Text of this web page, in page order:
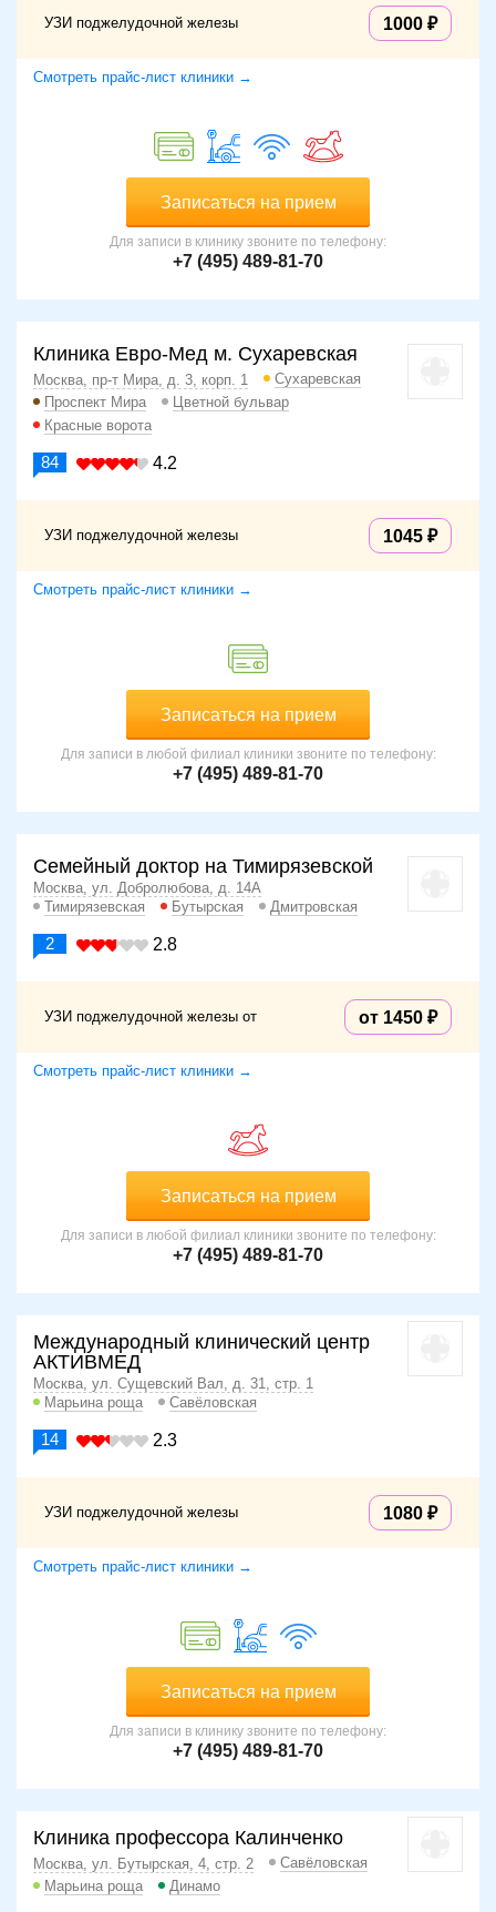
УЗИ поджелудочной железы 1000
Смотреть прайс-лист клиники →
Записаться на прием
Для записи в клинику звоните по телефону:
+7 (495) 489-81-70
Клиника Евро-Мед м. Сухаревская
Москва, пр-т Мира, д. 3, корп. 1
Сухаревская
Проспект Мира
Цветной бульвар
Красные ворота
84 4.2
УЗИ поджелудочной железы 1045
Смотреть прайс-лист клиники →
Записаться на прием
Для записи в любой филиал клиники звоните по телефону:
+7 (495) 489-81-70
Семейный доктор на Тимирязевской
Москва, ул. Добролюбова, д. 14А
Тимирязевская
Бутырская Дмитровская
2 2.8
УЗИ поджелудочной железы от от 1450
Смотреть прайс-лист клиники →
Записаться на прием
Для записи в любой филиал клиники звоните по телефону:
+7 (495) 489-81-70
Международный клинический центр
АКТИВМЕД
Москва, ул. Сущевский Вал, д. 31, стр. 1
Марьина роща
Савёловская
14 2.3
УЗИ поджелудочной железы 1080
Смотреть прайс-лист клиники →
Записаться на прием
Для записи в клинику звоните по телефону:
+7 (495) 489-81-70
Клиника профессора Калинченко
Москва, ул. Бутырская, 4, стр. 2
Савёловская
Марьина роща
Динамо